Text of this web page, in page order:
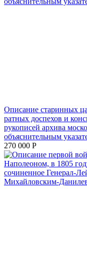
Описание старинных
ратных доспехов и
рукописей архива
объяснительным
270 000 Р